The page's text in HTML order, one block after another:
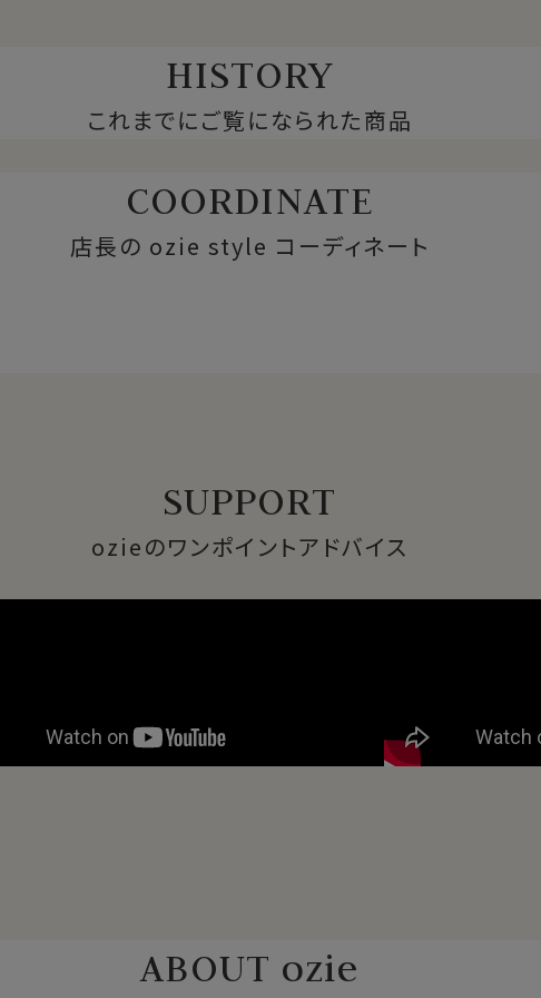
HISTORY
これまでにご覧になられた商品
COORDINATE
店長の ozie style コーディネート
SUPPORT
ozieのワンポイントアドバイス
ABOUT ozie